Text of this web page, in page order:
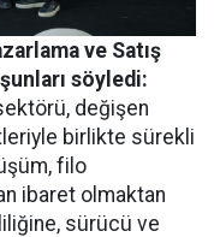
ve Satış
söyledi:
değişen
birlikte sürekli
filo
ibaret olmaktan
sürücü ve